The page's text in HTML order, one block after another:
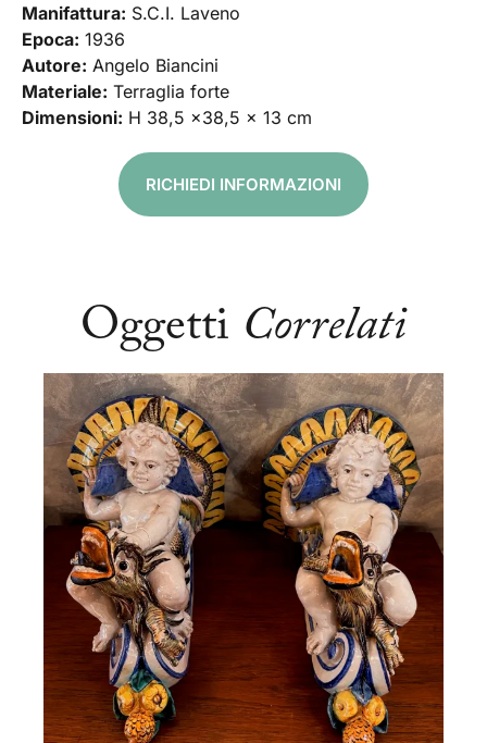
Manifattura: S.C.I. Laveno
Epoca: 1936
Autore: Angelo Biancini
Materiale: Terraglia forte
Dimensioni: H 38,5 x38,5 x 13 cm
RICHIEDI INFORMAZIONI
Oggetti Correlati